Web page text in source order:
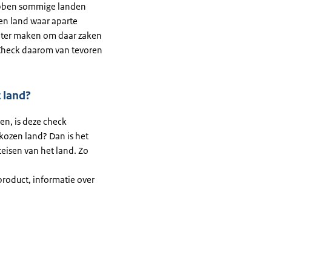
sommige landen
land waar aparte
maken om daar zaken
daarom van tevoren
is deze check
land? Dan is het
van het land. Zo
informatie over